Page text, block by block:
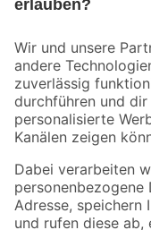
Der toom Newsletter: Keine
Zur Newsletter
Folge uns
Zahlungsarten